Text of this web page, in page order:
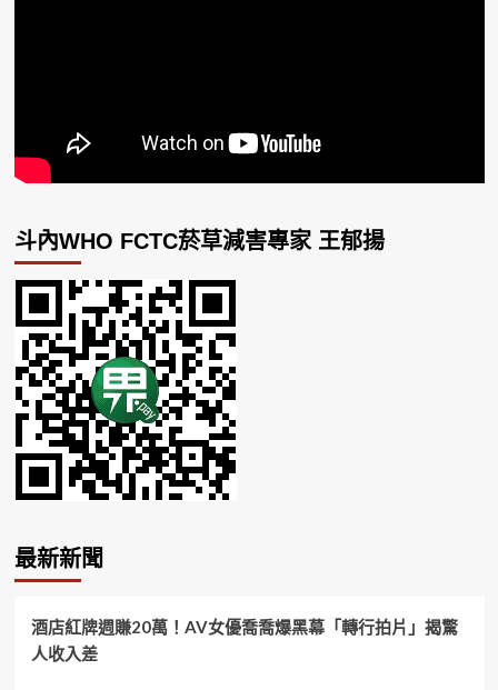
斗內WHO FCTC菸草減害專家 王郁揚
最新新聞
酒店紅牌週賺20萬！AV女優喬喬爆黑幕「轉行拍片」揭驚
人收入差